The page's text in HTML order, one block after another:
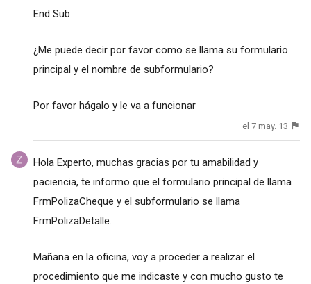
End Sub
¿Me puede decir por favor como se llama su formulario
principal y el nombre de subformulario?
Por favor hágalo y le va a funcionar
el 7 may. 13
Hola Experto, muchas gracias por tu amabilidad y
paciencia, te informo que el formulario principal de llama
FrmPolizaCheque y el subformulario se llama
FrmPolizaDetalle.
Mañana en la oficina, voy a proceder a realizar el
procedimiento que me indicaste y con mucho gusto te